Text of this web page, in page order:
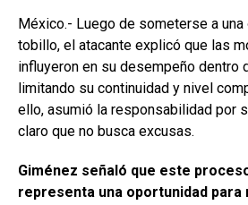
México.- Luego de someterse a una
tobillo, el atacante explicó que las
influyeron en su desempeño dentro
limitando su continuidad y nivel
ello, asumió la responsabilidad por
claro que no busca excusas.
Giménez señaló que este
representa una oportunidad